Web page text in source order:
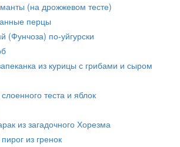
(на дрожжевом тесте)
перцы
(Фунчоза) по-уйгурски
из курицы с грибами и сыром
теста и яблок
из загадочного Хорезма
из гренок